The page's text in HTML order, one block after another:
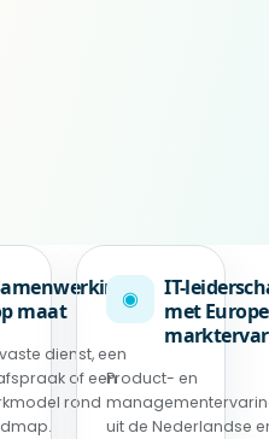
maat
dienst, een
of een
rond
◉
IT-
met
Product- en
uit de Nederlandse